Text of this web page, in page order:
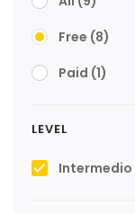
Free (8)
Paid (1)
LEVEL
Intermedio